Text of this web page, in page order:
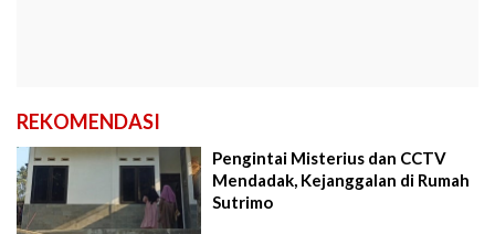
REKOMENDASI
Pengintai Misterius dan CCTV
Mendadak, Kejanggalan di Rumah
Sutrimo